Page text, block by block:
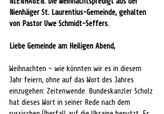
Nienhäger St. Laurentius-Gemeinde, gehalten
von Pastor Uwe Schmidt-Seffers.
Liebe Gemeinde am Heiligen Abend,
Weihnachten – wie könnten wir es in diesem
Jahr feiern, ohne auf das Wort des Jahres
einzugehen: Zeitenwende. Bundeskanzler Scholz
hat dieses Wort in seiner Rede nach dem